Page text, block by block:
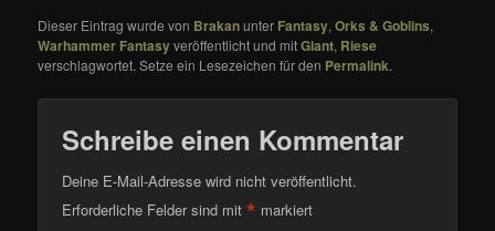
Dieser Eintrag wurde von Brakanunter Fantasy,Orks & Goblins,
Warhammer Fantasyveröffentlicht und mitGiant, Riese
verschlagwortet. Setze ein Lesezeichen für den Permalink.
Schreibe einen Kommentar
Deine E-Mail-Adresse wird nicht veröffentlicht.
Erforderliche Felder sind mit* markiert